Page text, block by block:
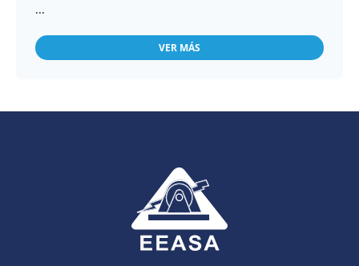
...
VER MÁS